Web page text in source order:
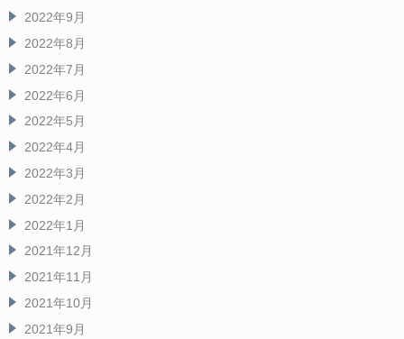
2022年9月
2022年8月
2022年7月
2022年6月
2022年5月
2022年4月
2022年3月
2022年2月
2022年1月
2021年12月
2021年11月
2021年10月
2021年9月